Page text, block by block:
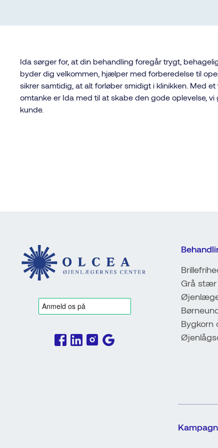
Ida sørger for, at din behandling foregår trygt,
byder dig velkommen, hjælper med forberedelse til
sikrer samtidig, at alt forløber smidigt i klinikken. Med
omtanke er Ida med til at skabe den gode oplevelse, vi
kunde.
Grå stær
Bygkorn